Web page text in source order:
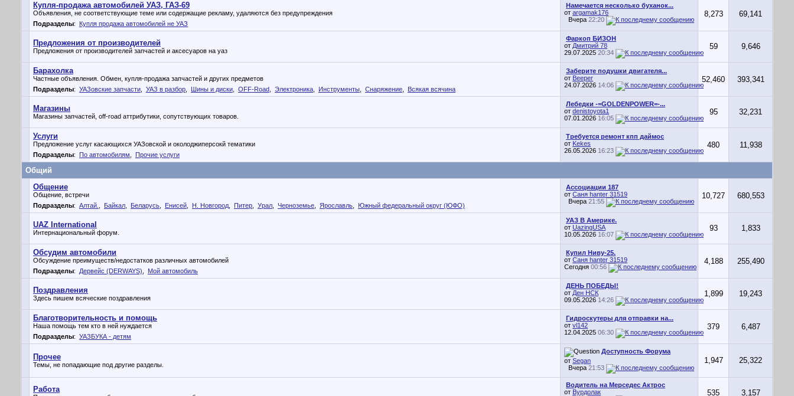
Купля-продажа автомобилей УАЗ, ГАЗ-69
Объявления, не соответствующие теме или содержащие рекламу, удаляются без предупреждения
Подразделы: Купля продажа автомобилей не УАЗ
Намечается несколько буханок...
от argamak176
Вчера 22:20
8,273 69,141
Предложения от производителей
Предложения от производителей запчастей и аксесуаров на уаз
Фаркоп БИЗОН
от Дмитрий 78
29.07.2025 20:34
59 9,646
Барахолка
Частные объявления. Обмен, купля-продажа запчастей и других предметов
Подразделы: УАЗовские запчасти УАЗ в разбор Шины и диски OFF-Road Электроника Инструменты Снаряжение Всякая всячина
Заберите подушки двигателя...
от Beeper
24.07.2026 14:06
52,460 393,341
Магазины
Магазины запчастей, off-road аттрибутики, сопутствующих товаров.
Лебедки -=GOLDENPOWER=-...
от denistoyota1
07.01.2026 16:05
95 32,231
Услуги
Предложение услуг касающихся УАЗовской и околоджиперсокй тематики
Подразделы: По автомобилям Прочие услуги
Требуется ремонт кпп даймос
от Kekes
26.05.2026 16:23
480 11,938
Общий
Общение
Общение, встречи
Подразделы: Алтай. Байкал Беларусь Енисей Н. Новгород Питер Урал Черноземье Ярославль Южный федеральный округ (ЮФО)
Ассоциации 187
от Саня hanter 31519
Вчера 21:55
10,727 680,553
UAZ International
Интернациональный форум.
УАЗ В Америке.
от UazingUSA
10.05.2026 16:07
93 1,833
Обсудим автомобили
Обсуждение преимуществ/недостатков различных автомобилей
Подразделы: Дервейс (DERWAYS) Мой автомобиль
Купил Ниву-25.
от Саня hanter 31519
Сегодня 00:56
4,188 255,490
Поздравления
Здесь пишем всяческие поздравления
ДЕНЬ ПОБЕДЫ!
от Ден НСК
09.05.2026 14:26
1,899 19,243
Благотворительность и помощь
Наша помощь тем кто в ней нуждается
Подразделы: УАЗБУКА - детям
Гидроскутеры для отправки на...
от vl142
12.04.2025 06:30
379 6,487
Прочее
Темы, не попадающие под другие разделы.
Доступность Форума
от Segan
Вчера 21:53
1,947 25,322
Работа
Водитель на Мерседес Актрос
от Вурдолак
535 3,157